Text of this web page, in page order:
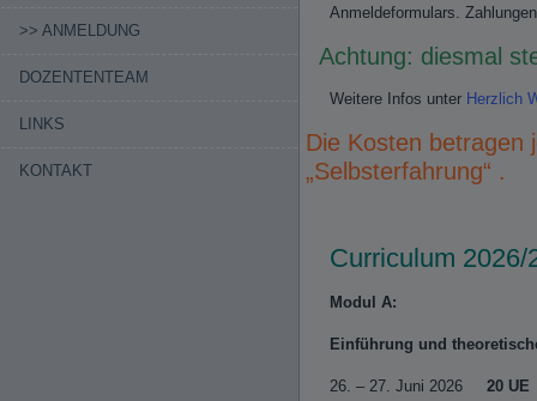
>> ANMELDUNG
DOZENTENTEAM
LINKS
KONTAKT
Anmeldeformulars.
Achtung: diesmal
Weitere Infos unter Herzlich
Die Kosten betragen
„Selbsterfahrung“ .
Curriculum
Modul A:
Einführung und
26. – 27. Juni 2026 20 UE